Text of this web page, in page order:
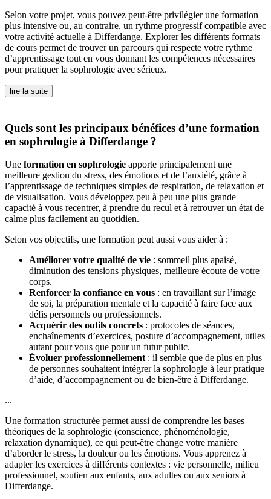
Selon votre projet, vous pouvez peut-être privilégier une formation
plus intensive ou, au contraire, un rythme progressif compatible avec
votre activité actuelle à Differdange. Explorer les différents formats
de cours permet de trouver un parcours qui respecte votre rythme
d’apprentissage tout en vous donnant les compétences nécessaires
pour pratiquer la sophrologie avec sérieux.
lire la suite
Quels sont les principaux bénéfices d’une formation
en sophrologie à Differdange ?
Une formation en sophrologie apporte principalement une
meilleure gestion du stress, des émotions et de l’anxiété, grâce à
l’apprentissage de techniques simples de respiration, de relaxation et
de visualisation. Vous développez peu à peu une plus grande
capacité à vous recentrer, à prendre du recul et à retrouver un état de
calme plus facilement au quotidien.
Selon vos objectifs, une formation peut aussi vous aider à :
Améliorer votre qualité de vie : sommeil plus apaisé,
diminution des tensions physiques, meilleure écoute de votre
corps.
Renforcer la confiance en vous : en travaillant sur l’image
de soi, la préparation mentale et la capacité à faire face aux
défis personnels ou professionnels.
Acquérir des outils concrets : protocoles de séances,
enchaînements d’exercices, posture d’accompagnement, utiles
autant pour vous que pour un futur public.
Évoluer professionnellement : il semble que de plus en plus
de personnes souhaitent intégrer la sophrologie à leur pratique
d’aide, d’accompagnement ou de bien-être à Differdange.
...
Une formation structurée permet aussi de comprendre les bases
théoriques de la sophrologie (conscience, phénoménologie,
relaxation dynamique), ce qui peut-être change votre manière
d’aborder le stress, la douleur ou les émotions. Vous apprenez à
adapter les exercices à différents contextes : vie personnelle, milieu
professionnel, soutien aux enfants, aux adultes ou aux seniors à
Differdange.